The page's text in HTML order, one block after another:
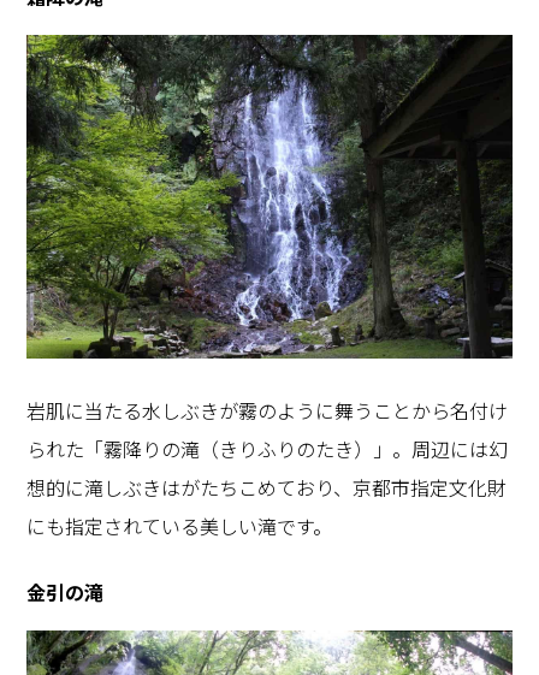
岩肌に当たる水しぶきが霧のように舞うことから名付け
られた「霧降りの滝（きりふりのたき）」。周辺には幻
想的に滝しぶきはがたちこめており、京都市指定文化財
にも指定されている美しい滝です。
金引の滝